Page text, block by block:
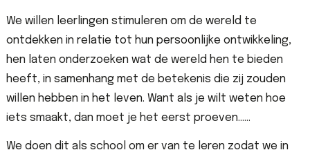
We willen leerlingen stimuleren om de wereld te
ontdekken in relatie tot hun persoonlijke ontwikkeling,
hen laten onderzoeken wat de wereld hen te bieden
heeft, in samenhang met de betekenis die zij zouden
willen hebben in het leven. Want als je wilt weten hoe
iets smaakt, dan moet je het eerst proeven……
We doen dit als school om er van te leren zodat we in